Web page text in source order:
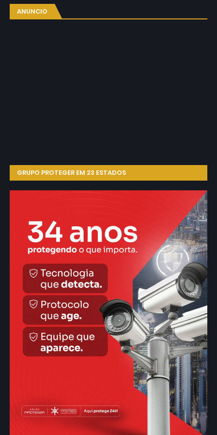
ANUNCIO
GRUPO PROTEGER EM 23 ESTADOS